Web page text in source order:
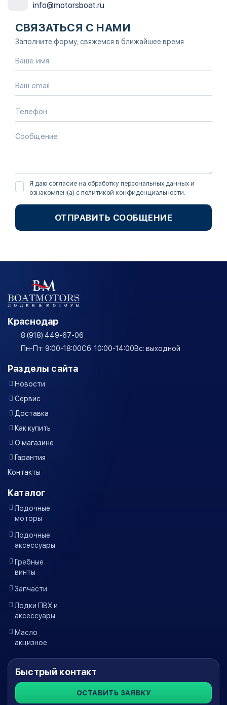
info@motorsboat.ru
СВЯЗАТЬСЯ С НАМИ
Заполните форму, свяжемся в ближайшее время
Я даю согласие на обработку персональных данных и
ознакомлен(а) с политикой конфиденциальности
ОТПРАВИТЬ СООБЩЕНИЕ
Краснодар
8 (918) 449-67-06
Пн-Пт: 9:00-18:00Сб: 10:00-14:00Вс: выходной
Разделы сайта
Новости
Сервис
Доставка
Как купить
О магазине
Гарантия
Контакты
Каталог
Лодочные
моторы
Лодочные
аксессуары
Гребные
винты
Запчасти
Лодки ПВХ и
аксессуары
Масло
акцизное
Быстрый контакт
ОСТАВИТЬ ЗАЯВКУ